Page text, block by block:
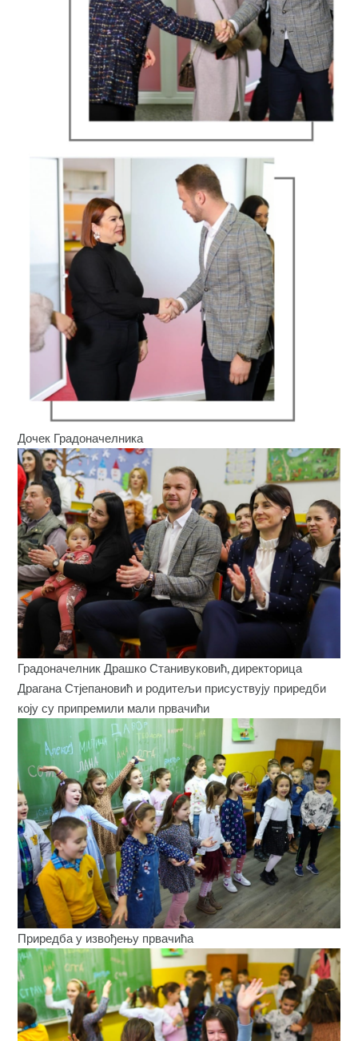
Дочек Градоначелника
Градоначелник Драшко Станивуковић, директорица
Драгана Стјепановић и родитељи присуствују приредби
коју су припремили мали првачићи
Приредба у извођењу првачића